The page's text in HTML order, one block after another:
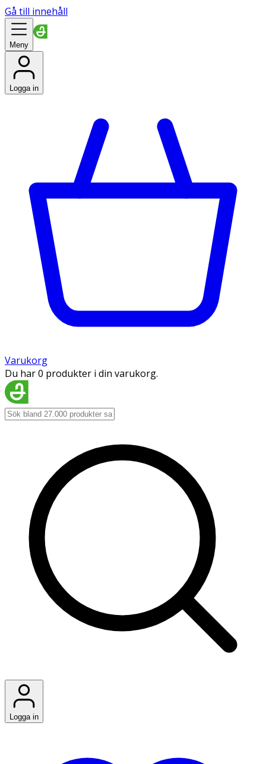
Gå till innehåll
Meny
Logga in
Varukorg
Du har 0 produkter i din varukorg.
Logga in